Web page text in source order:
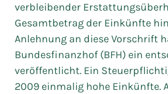
verbleibender
Gesamtbetrag der Einkünfte
Anlehnung an diese Vorschrift
Bundesfinanzhof (BFH) ein
veröffentlicht. Ein
2009 einmalig hohe Einkünfte.